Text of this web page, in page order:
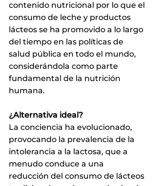
contenido nutricional por lo que el
consumo de leche y productos
lácteos se ha promovido a lo largo
del tiempo en las políticas de
salud pública en todo el mundo,
considerándola como parte
fundamental de la nutrición
humana.
¿Alternativa ideal?
La conciencia ha evolucionado,
provocando la prevalencia de la
intolerancia a la lactosa, que a
menudo conduce a una
reducción del consumo de lácteos